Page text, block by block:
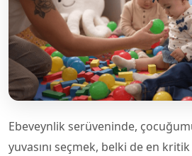
Ebeveynlik serüveninde,
yuvasını seçmek, belki de en